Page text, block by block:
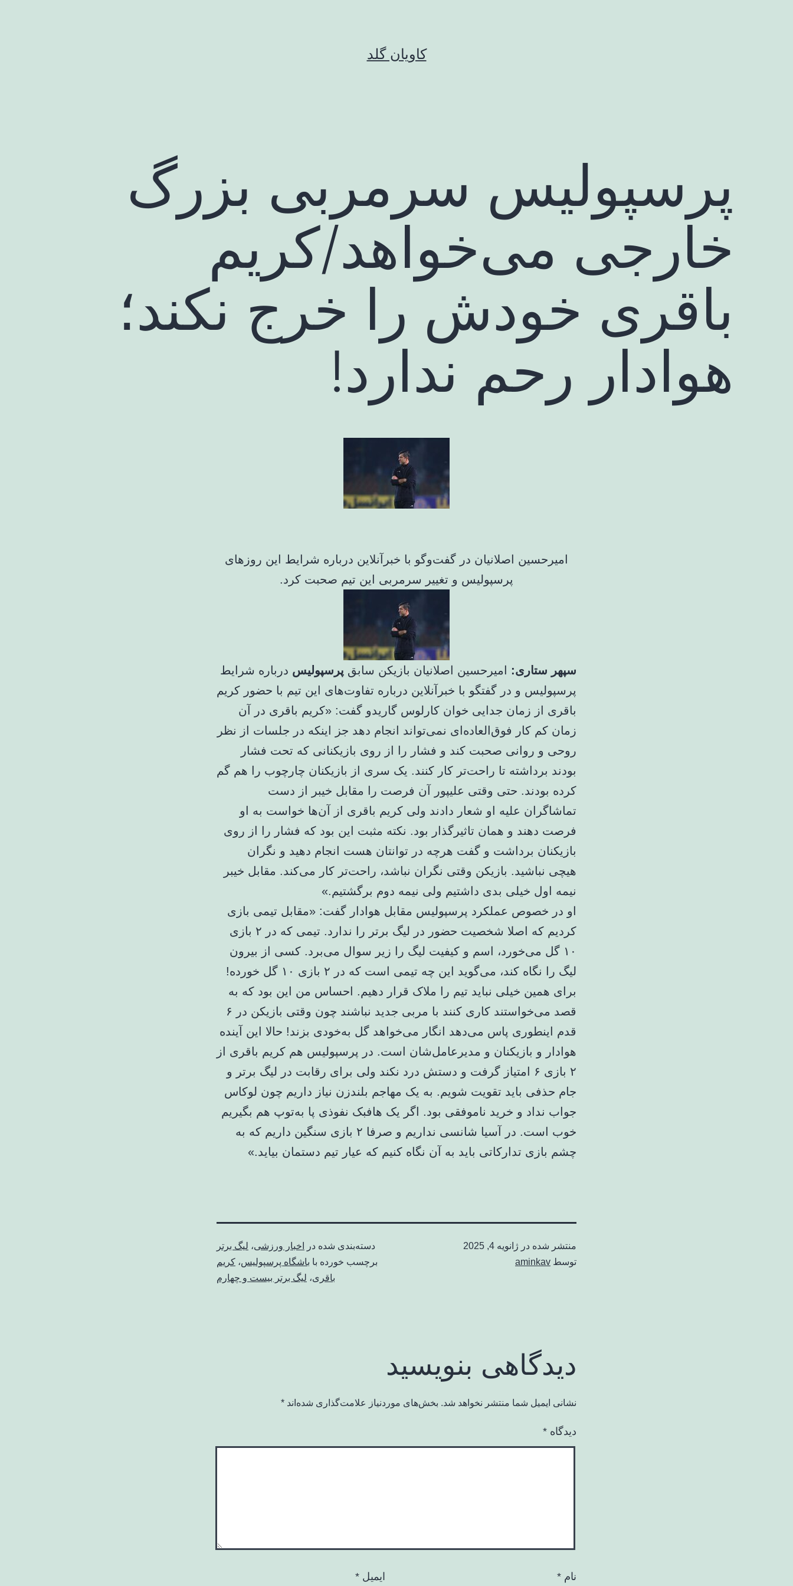
کاویان گلد
پرسپولیس سرمربی بزرگ
خارجی می‌خواهد/کریم
باقری خودش را خرج نکند؛
هوادار رحم ندارد!
امیرحسین اصلانیان در گفت‌وگو با خبرآنلاین درباره شرایط این روزهای
پرسپولیس و تغییر سرمربی این تیم صحبت کرد.
سپهر ستاری: امیرحسین اصلانیان بازیکن سابق پرسپولیس درباره شرایط
پرسپولیس و در گفتگو با خبرآنلاین درباره تفاوت‌های این تیم با حضور کریم
باقری از زمان جدایی خوان کارلوس گاریدو گفت: «کریم باقری در آن
زمان کم کار فوق‌العاده‌ای نمی‌تواند انجام دهد جز اینکه در جلسات از نظر
روحی و روانی صحبت کند و فشار را از روی بازیکنانی که تحت فشار
بودند برداشته تا راحت‌تر کار کنند. یک سری از بازیکنان چارچوب را هم گم
کرده بودند. حتی وقتی علیپور آن فرصت را مقابل خیبر از دست
تماشاگران علیه او شعار دادند ولی کریم باقری از آن‌ها خواست به او
فرصت دهند و همان تاثیرگذار بود. نکته مثبت این بود که فشار را از روی
بازیکنان برداشت و گفت هرچه در توانتان هست انجام دهید و نگران
هیچی نباشید. بازیکن وقتی نگران نباشد، راحت‌تر کار می‌کند. مقابل خیبر
نیمه اول خیلی بدی داشتیم ولی نیمه دوم برگشتیم.»
او در خصوص عملکرد پرسپولیس مقابل هوادار گفت: «مقابل تیمی بازی
کردیم که اصلا شخصیت حضور در لیگ برتر را ندارد. تیمی که در ۲ بازی
۱۰ گل می‌خورد، اسم و کیفیت لیگ را زیر سوال می‌برد. کسی از بیرون
لیگ را نگاه کند، می‌گوید این چه تیمی است که در ۲ بازی ۱۰ گل خورده!
برای همین خیلی نباید تیم را ملاک قرار دهیم. احساس من این بود که به
قصد می‌خواستند کاری کنند با مربی جدید نباشند چون وقتی بازیکن در ۶
قدم اینطوری پاس می‌دهد انگار می‌خواهد گل به‌خودی بزند! حالا این آینده
هوادار و بازیکنان و مدیرعامل‌شان است. در پرسپولیس هم کریم باقری از
۲ بازی ۶ امتیاز گرفت و دستش درد نکند ولی برای رقابت در لیگ برتر و
جام حذفی باید تقویت شویم. به یک مهاجم بلندزن نیاز داریم چون لوکاس
جواب نداد و خرید ناموفقی بود. اگر یک هافبک نفوذی پا به‌توپ هم بگیریم
خوب است. در آسیا شانسی نداریم و صرفا ۲ بازی سنگین داریم که به
چشم بازی تدارکاتی باید به آن نگاه کنیم که عیار تیم دستمان بیاید.»
منتشر شده در ژانویه 4, 2025
توسط aminkav
دسته‌بندی شده در اخبار ورزشی، لیگ برتر
برچسب خورده با باشگاه پرسپولیس، کریم
باقری، لیگ برتر بیست و چهارم
دیدگاهی بنویسید
نشانی ایمیل شما منتشر نخواهد شد. بخش‌های موردنیاز علامت‌گذاری شده‌اند *
دیدگاه *
نام * ایمیل *